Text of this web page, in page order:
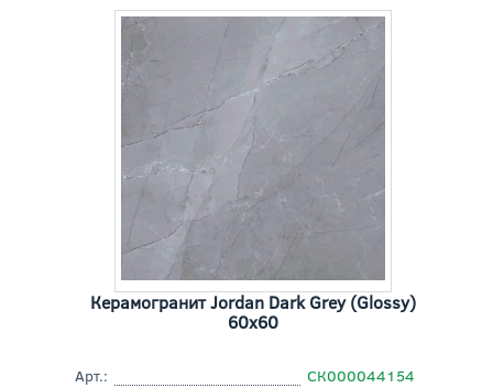
Керамогранит Jordan Dark Grey (Glossy)
60x60
Арт.:
СК000044154